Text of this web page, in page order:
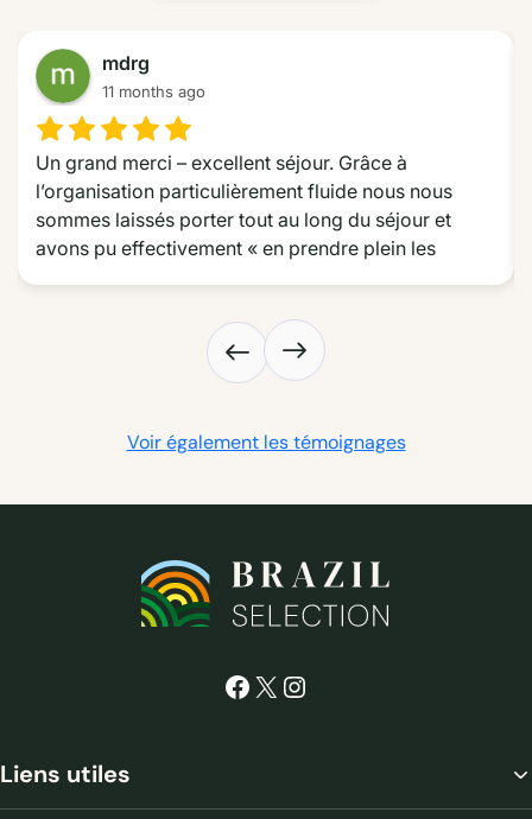
mdrg
11 months ago
Un grand merci – excellent séjour. Grâce à
l’organisation particulièrement fluide nous nous
sommes laissés porter tout au long du séjour et
avons pu effectivement « en prendre plein les
choix d’hôtel très différents les uns des autres mais
dont le choix était toujours très pertinent, l’excursion
sur le delta et les jonctions et trajets très efficaces.
demandes particulières.
Voir également les témoignages
Facebook
X Instagram
Liens utiles